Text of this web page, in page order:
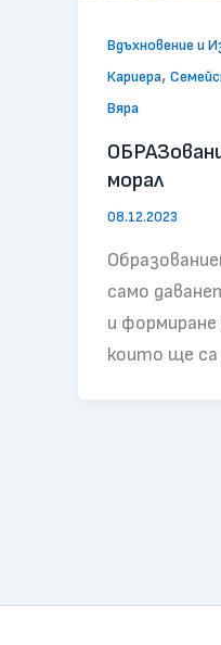
Вдъхновение и
Кариера,
Вяра
морал
08.12.2023
само
и
които ще са